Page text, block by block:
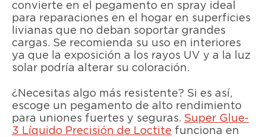
convierte en el pegamento en spray ideal
para reparaciones en el hogar en superficies
livianas que no deban soportar grandes
cargas. Se recomienda su uso en interiores
ya que la exposición a los rayos UV y a la luz
solar podría alterar su coloración.
¿Necesitas algo más resistente? Si es así,
escoge un pegamento de alto rendimiento
para uniones fuertes y seguras. Super Glue-
3 Líquido Precisión de Loctite funciona en